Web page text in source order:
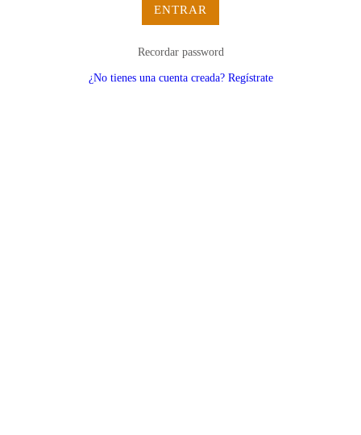
ENTRAR
Recordar password
¿No tienes una cuenta creada? Regístrate